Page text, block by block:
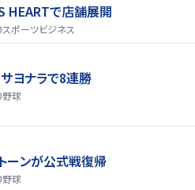
HEARTで店舗展開
スポーツビジネス
サヨナラで8連勝
野球
ーンが公式戦復帰
野球